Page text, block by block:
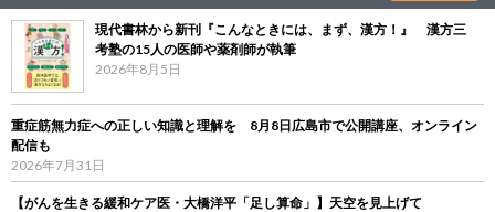
現代書林から新刊『こんなときには、まず、漢方！』 漢方三
考塾の15人の医師や薬剤師が執筆
2026年8月5日
重症筋無力症への正しい知識と理解を 8月8日広島市で公開講座、オンライン
配信も
2026年7月31日
【がんを生きる緩和ケア医・大橋洋平「足し算命」】天空を見上げて